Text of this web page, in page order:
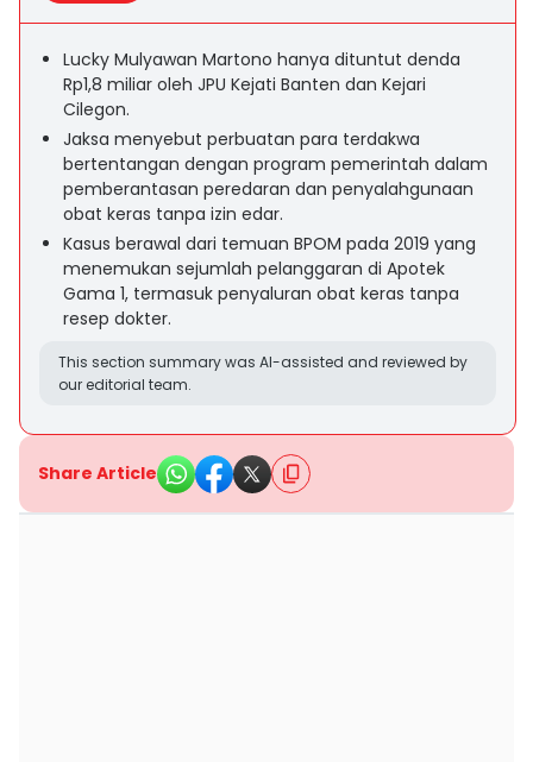
Lucky Mulyawan Martono hanya dituntut denda
Rp1,8 miliar oleh JPU Kejati Banten dan Kejari
Cilegon.
Jaksa menyebut perbuatan para terdakwa
bertentangan dengan program pemerintah dalam
pemberantasan peredaran dan penyalahgunaan
obat keras tanpa izin edar.
Kasus berawal dari temuan BPOM pada 2019 yang
menemukan sejumlah pelanggaran di Apotek
Gama 1, termasuk penyaluran obat keras tanpa
resep dokter.
This section summary was AI-assisted and reviewed by
our editorial team.
Share Article